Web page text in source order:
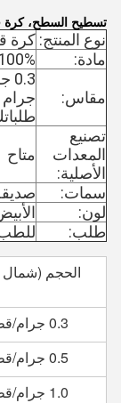
تسطيح السطح، كرة
نوع المنتج: كرة
مادة:
100% قطن
مقاس:
تصنيع
المعدات
الأصلية:
متاح
سمات:
لون:
طلب:
الحجم
0.3 جرام/قطعة
0.5 جرام/قطعة
1.0 جرام/قطعة